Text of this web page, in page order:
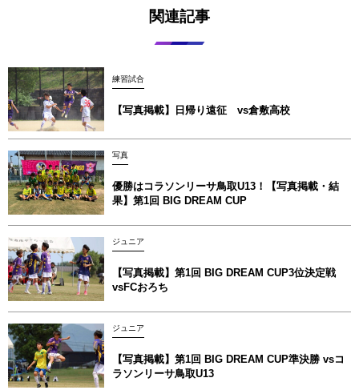
関連記事
練習試合
【写真掲載】日帰り遠征 vs倉敷高校
写真
優勝はコラソンリーサ鳥取U13！【写真掲載‪‪‪︎︎・結
果】第1回 BIG DREAM CUP
ジュニア
【写真掲載】第1回 BIG DREAM CUP3位決定戦
vsFCおろち
ジュニア
【写真掲載】第1回 BIG DREAM CUP準決勝 vsコ
ラソンリーサ鳥取U13